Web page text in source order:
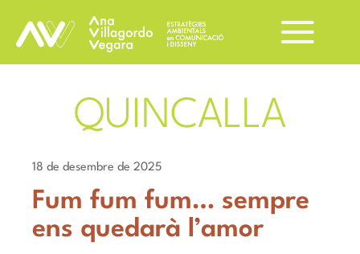
QUINCALLA
18 de desembre de 2025
Fum fum fum… sempre
ens quedarà l’amor